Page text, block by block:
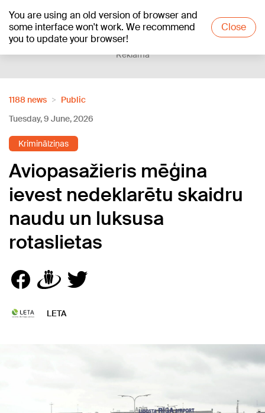
You are using an old version of browser and
some interface won't work. We recommend
you to update your browser!
Close
+24°C
Reklāma
1188 news
Public
Tuesday, 9 June, 2026
Kriminālziņas
Aviopasažieris mēģina
ievest nedeklarētu skaidru
naudu un luksusa
rotaslietas
LETA